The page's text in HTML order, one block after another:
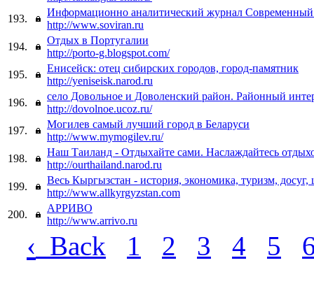
193.
Информационно аналитический журнал
http://www.soviran.ru
194.
Отдых в Португалии
http://porto-g.blogspot.com/
195.
Енисейск: отец сибирских городов, город-памятник
http://yeniseisk.narod.ru
196.
село Довольное и Доволенский район. Районный
http://dovolnoe.ucoz.ru/
197.
Могилев самый лучший город в Беларуси
http://www.mymogilev.ru/
198.
Наш Таиланд - Отдыхайте сами. Наслаждайтесь
http://ourthailand.narod.ru
199.
Весь Кыргызстан - история, экономика, туризм,
http://www.allkyrgyzstan.com
200.
АРРИВО
http://www.arrivo.ru
‹ Back 1 2 3 4 5